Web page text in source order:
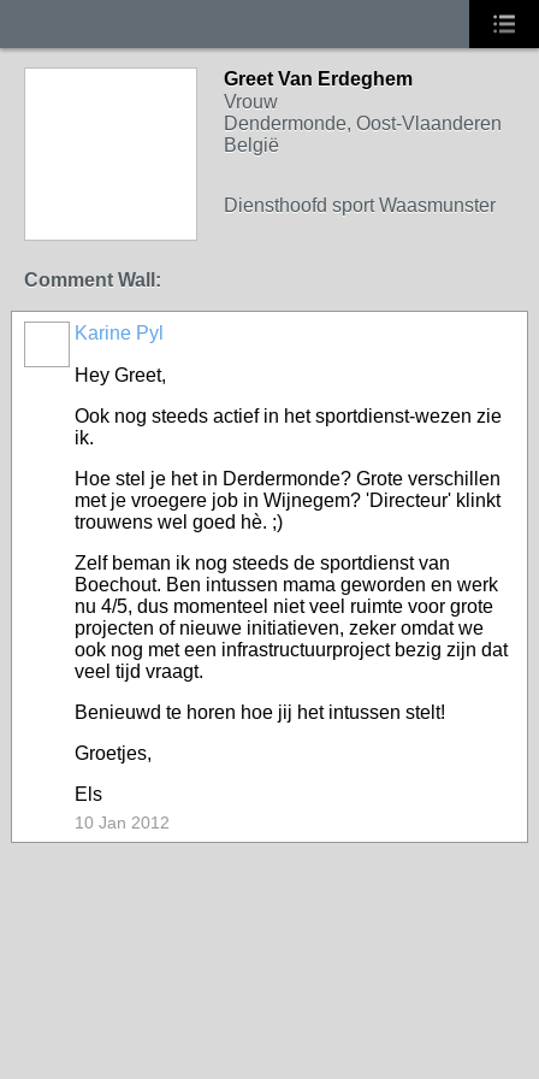
Greet Van Erdeghem
Vrouw
Dendermonde, Oost-Vlaanderen
België
Diensthoofd sport Waasmunster
Comment Wall:
Karine Pyl
Hey Greet,
Ook nog steeds actief in het sportdienst-wezen zie
ik.
Hoe stel je het in Derdermonde? Grote verschillen
met je vroegere job in Wijnegem? 'Directeur' klinkt
trouwens wel goed hè. ;)
Zelf beman ik nog steeds de sportdienst van
Boechout. Ben intussen mama geworden en werk
nu 4/5, dus momenteel niet veel ruimte voor grote
projecten of nieuwe initiatieven, zeker omdat we
ook nog met een infrastructuurproject bezig zijn dat
veel tijd vraagt.
Benieuwd te horen hoe jij het intussen stelt!
Groetjes,
Els
10 Jan 2012